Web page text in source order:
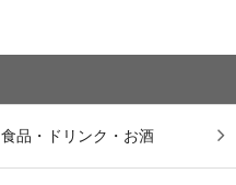
食品・ドリンク・お酒